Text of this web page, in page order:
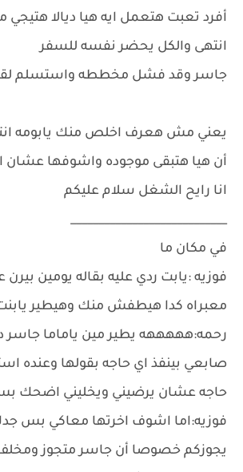
أفرد تعبت هتعمل ايه هيا ديالا هتيجي
انتهى والكل يحضر نفسه للسفر
جاسر وقد فشل مخططه واستسلم
يعني مش هعرف اخلص منك يابومه
أن هيا هتبقى موجوده واشوفها عشان
انا رايح الشغل سلام عليكم
____________________________
في مكان ما
فوزيه :يابت ردي عليه بقاله يومين
معبراه كدا هيطفش منك وهيطير
رحمه:هههههه يطير مين ياماما جاسر
صابعي بينفذ اي حاجه بقولها وعنده
حاجه عشان يرضيني ويخليني اضحك
فوزيه:اما اشوف اخرتها معاكي بس
يجوزكم خصوصا أن جاسر متجوز